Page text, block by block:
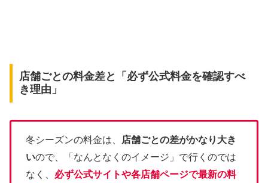
店舗ごとの料金差と「必ず公式料金を確認すべ
き理由」
冬シーズンの料金は、 店舗ごとの差がかなり大き
いので、「なんとなくのイメージ」で行くのでは
なく、 必ず公式サイトや各店舗ページで最新の料